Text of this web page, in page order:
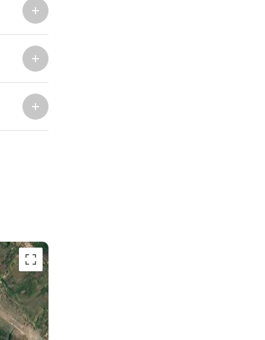
Marina Trogir - ACI
Marina Trogir - SCT
ACI Marina Split
ACI Marina Dubrovník,
Komolac